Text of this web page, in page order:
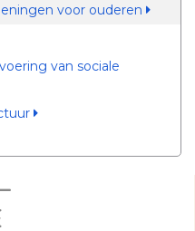
voor ouderen
van sociale